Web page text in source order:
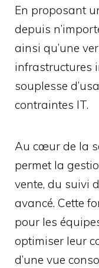
En proposant
depuis
ainsi qu’une
infrastructures
souplesse
contraintes IT.
Au cœur de la
permet la
vente, du suivi
avancé. Cette
pour les
optimiser leur
d’une vue